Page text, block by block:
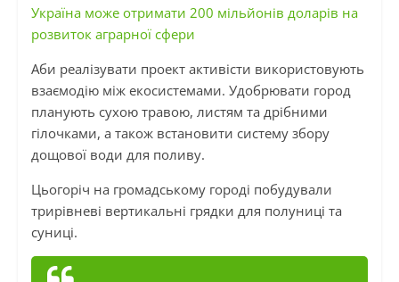
Україна може отримати 200 мільйонів доларів на
розвиток аграрної сфери
Аби реалізувати проект активісти використовують
взаємодію між екосистемами. Удобрювати город
планують сухою травою, листям та дрібними
гілочками, а також встановити систему збору
дощової води для поливу.
Цьогоріч на громадському городі побудували
трирівневі вертикальні грядки для полуниці та
суниці.